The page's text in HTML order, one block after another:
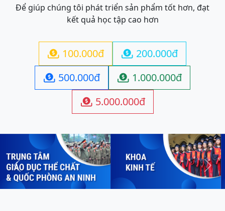
Để giúp chúng tôi phát triển sản phẩm tốt hơn, đạt
kết quả học tập cao hơn
 100.000đ  200.000đ
 500.000đ  1.000.000đ
 5.000.000đ
Previous Next